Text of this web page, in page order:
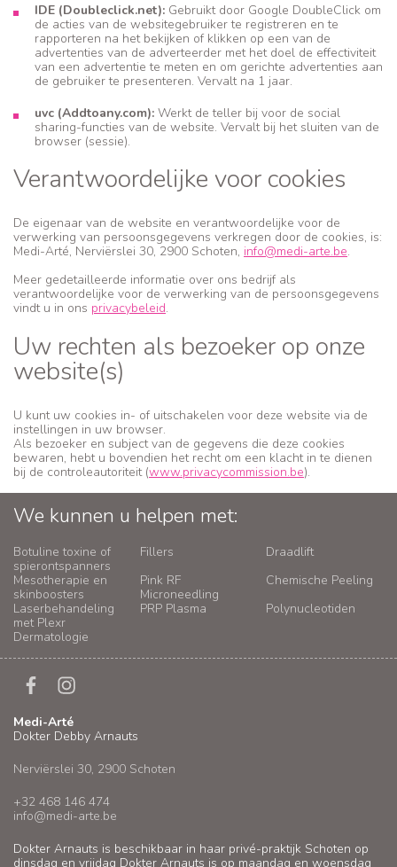
IDE (Doubleclick.net): Gebruikt door Google DoubleClick om
de acties van de websitegebruiker te registreren en te
rapporteren na het bekijken of klikken op een van de
advertenties van de adverteerder met het doel de effectiviteit
van een advertentie te meten en om gerichte advertenties aan
de gebruiker te presenteren. Vervalt na 1 jaar.
uvc (Addtoany.com): Werkt de teller bij voor de social
sharing-functies van de website. Vervalt bij het sluiten van de
browser (sessie).
Verantwoordelijke voor cookies
De eigenaar van de website en verantwoordelijke voor de
verwerking van persoonsgegevens verkregen door de cookies, is:
Medi-Arté, Nerviërslei 30, 2900 Schoten, info@medi-arte.be.
Meer gedetailleerde informatie over ons bedrijf als
verantwoordelijke voor de verwerking van de persoonsgegevens
vindt u in ons privacybeleid.
Uw rechten als bezoeker op onze
website(s)
U kunt uw cookies in- of uitschakelen voor deze website via de
instellingen in uw browser.
Als bezoeker en subject van de gegevens die deze cookies
bewaren, hebt u bovendien het recht om een klacht in te dienen
bij de controleautoriteit (www.privacycommission.be).
We kunnen u helpen met:
Botuline toxine of
spierontspanners
Fillers
Draadlift
Mesotherapie en
skinboosters
Pink RF
Microneedling
Chemische Peeling
Laserbehandeling
met Plexr
PRP Plasma
Polynucleotiden
Dermatologie
Medi-Arté
Dokter Debby Arnauts
Nerviërslei 30, 2900 Schoten
+32 468 146 474
info@medi-arte.be
Dokter Arnauts is beschikbaar in haar privé-praktijk Schoten op
dinsdag en vrijdag Dokter Arnauts is op maandag en woensdag